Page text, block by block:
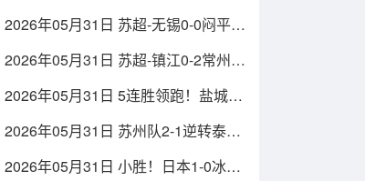
紫昌扳平
2026年05月31日 苏超-无锡0-0闷平南
积5分
2026年05月31日 苏超-镇江0-2常州吞
霄鹏破门
2026年05月31日 5连胜领跑！盐城队
仅1胜
2026年05月31日 苏州队2-1逆转泰州
1胜3负
2026年05月31日 小胜！日本1-0冰岛